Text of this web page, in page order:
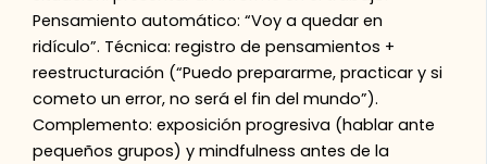
Pensamiento automático: “Voy a quedar en
ridículo”. Técnica: registro de pensamientos +
reestructuración (“Puedo prepararme, practicar y si
cometo un error, no será el fin del mundo”).
Complemento: exposición progresiva (hablar ante
pequeños grupos) y mindfulness antes de la